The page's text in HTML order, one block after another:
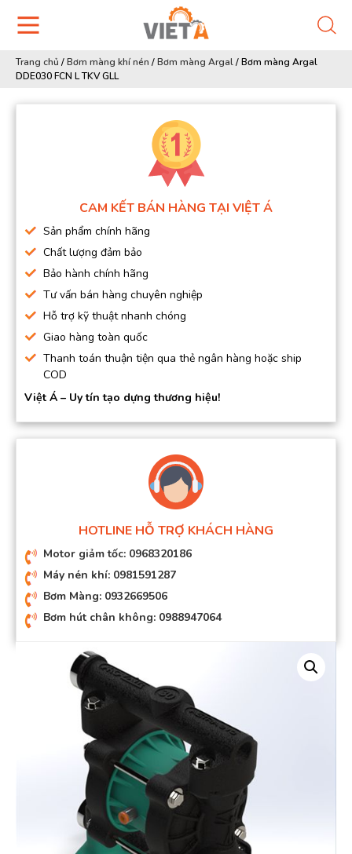
Trang chủ /Bơm màng khí nén /Bơm màng Argal/Bơm màng Argal
DDE030 FCN L TKV GLL
CAM KẾT BÁN HÀNG TẠI VIỆT Á
Sản phẩm chính hãng
Chất lượng đảm bảo
Bảo hành chính hãng
Tư vấn bán hàng chuyên nghiệp
Hỗ trợ kỹ thuật nhanh chóng
Giao hàng toàn quốc
Thanh toán thuận tiện qua thẻ ngân hàng hoặc ship
COD
Việt Á – Uy tín tạo dựng thương hiệu!
HOTLINE HỖ TRỢ KHÁCH HÀNG
Motor giảm tốc: 0968320186
Máy nén khí: 0981591287
Bơm Màng: 0932669506
Bơm hút chân không: 0988947064